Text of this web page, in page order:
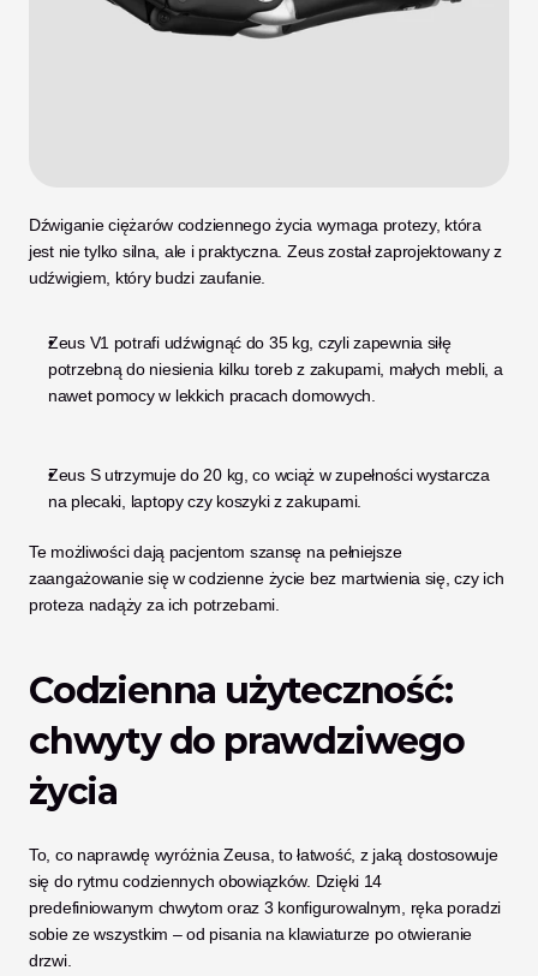
Dźwiganie ciężarów codziennego życia wymaga protezy, która
jest nie tylko silna, ale i praktyczna. Zeus został zaprojektowany z
udźwigiem, który budzi zaufanie.
Zeus V1 potrafi udźwignąć do 35 kg, czyli zapewnia siłę
potrzebną do niesienia kilku toreb z zakupami, małych mebli, a
nawet pomocy w lekkich pracach domowych.
Zeus S utrzymuje do 20 kg, co wciąż w zupełności wystarcza
na plecaki, laptopy czy koszyki z zakupami.
Te możliwości dają pacjentom szansę na pełniejsze
zaangażowanie się w codzienne życie bez martwienia się, czy ich
proteza nadąży za ich potrzebami.
Codzienna użyteczność:
chwyty do prawdziwego
życia
To, co naprawdę wyróżnia Zeusa, to łatwość, z jaką dostosowuje
się do rytmu codziennych obowiązków. Dzięki 14
predefiniowanym chwytom oraz 3 konfigurowalnym, ręka poradzi
sobie ze wszystkim – od pisania na klawiaturze po otwieranie
drzwi.